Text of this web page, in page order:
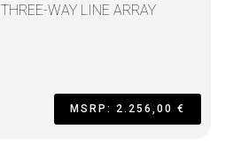
THREE-WAY LINE ARRAY
MSRP: 2.256,00 €